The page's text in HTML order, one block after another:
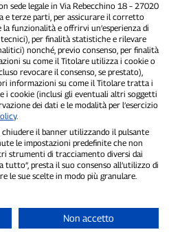
Giornalistica indipendente
del 1/2/2021 - Tribunale di Pavia
66communication Srls- P.IVA
Secchi- Vicedirettore:Federico
-Cookie Policy
lo trovi su P300.it"
P300.it 2012-2026
sede legale in Via Rebecchino 18 – 27020
e terze parti, per assicurare il corretto
funzionalità e offrirvi un’esperienza di
per finalità statistiche e rilevare
nonché, previo consenso, per finalità
su come il Titolare utilizza i cookie o
revocare il consenso, se prestato),
informazioni su come il Titolare tratta i
i cookie (inclusi gli eventuali altri soggetti
dei dati e le modalità per l’esercizio
.
il banner utilizzando il pulsante
le impostazioni predefinite che non
strumenti di tracciamento diversi dai
tutto”, presta il suo consenso all’utilizzo di
le sue scelte in modo più granulare.
Non accetto